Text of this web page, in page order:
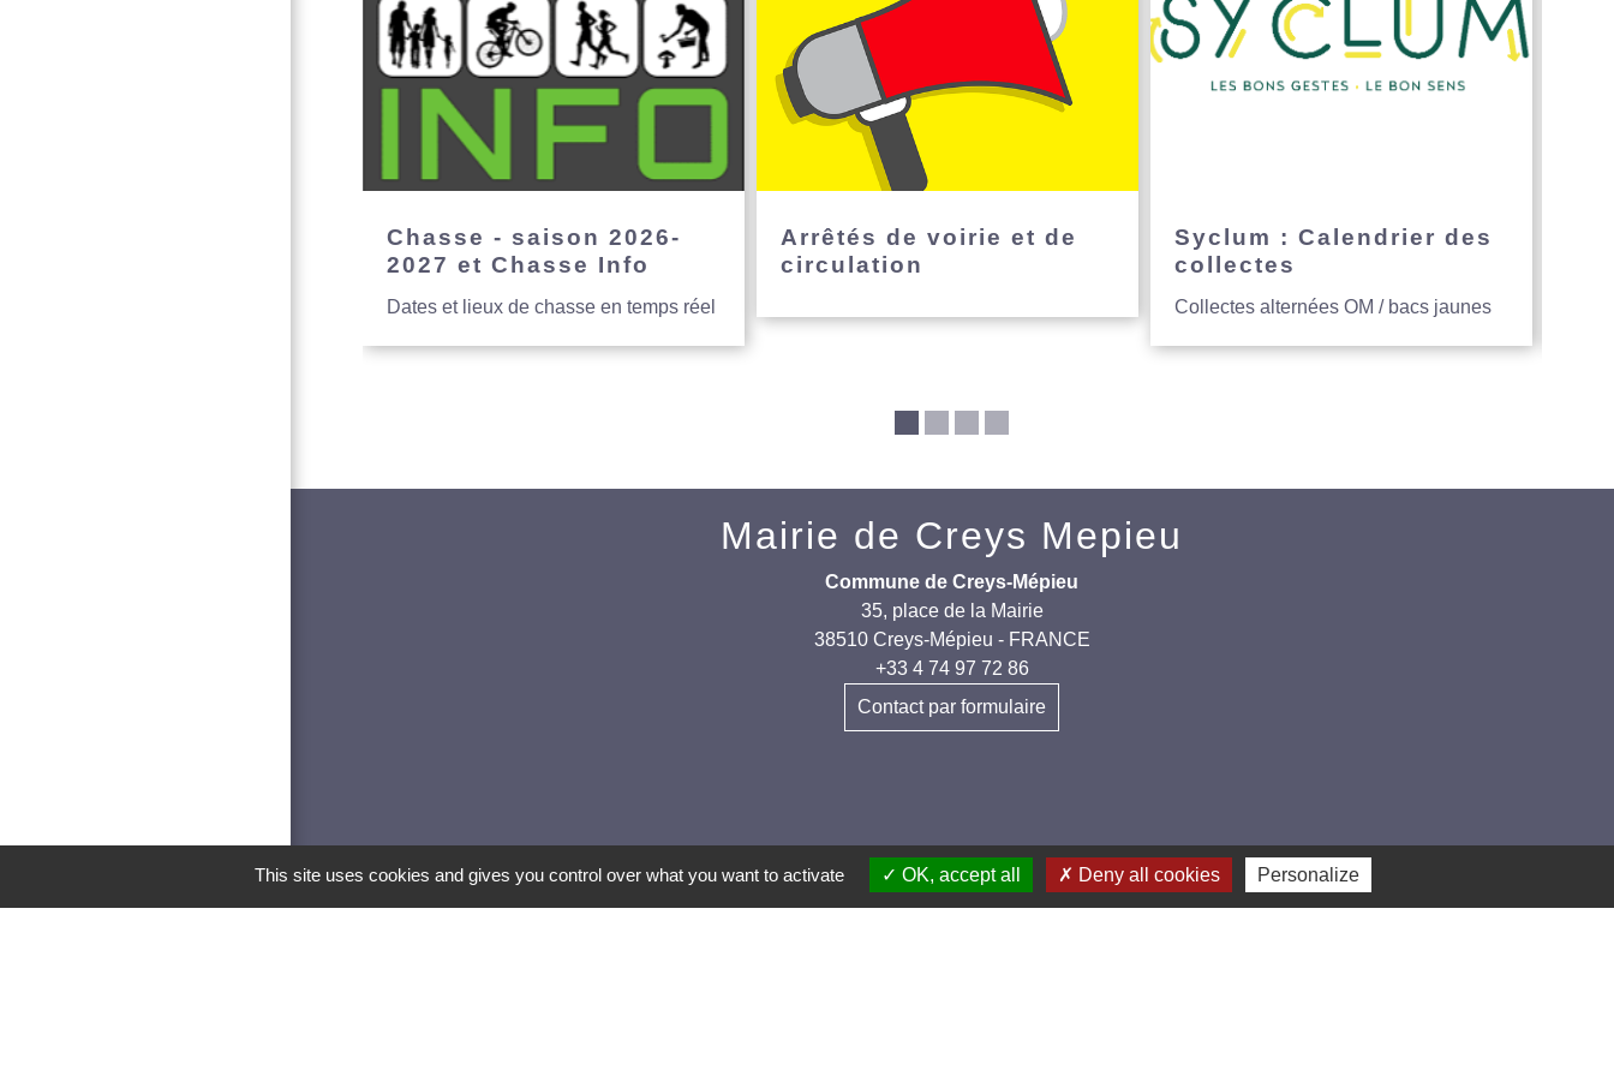
Chasse - saison 2026-
2027 et Chasse Info
Dates et lieux de chasse en temps réel
Arrêtés de voirie et de
circulation
Syclum : Calendrier des
collectes
Collectes alternées OM / bacs jaunes
Mairie de Creys Mepieu
Commune de Creys-Mépieu
35, place de la Mairie
38510 Creys-Mépieu - FRANCE
+33 4 74 97 72 86
Contact par formulaire
Les labels et applications
This site uses cookies and gives you control over what you want to activate OK, accept all Deny all cookies Personalize